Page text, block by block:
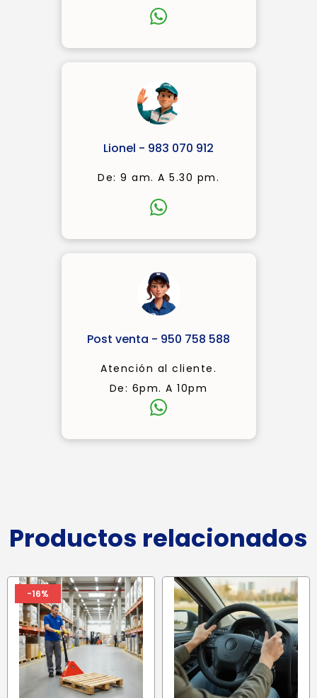
Lionel - 983 070 912
De: 9 am. A 5.30 pm.
Post venta - 950 758 588
Atención al cliente.
De: 6pm. A 10pm
Productos relacionados
-16%